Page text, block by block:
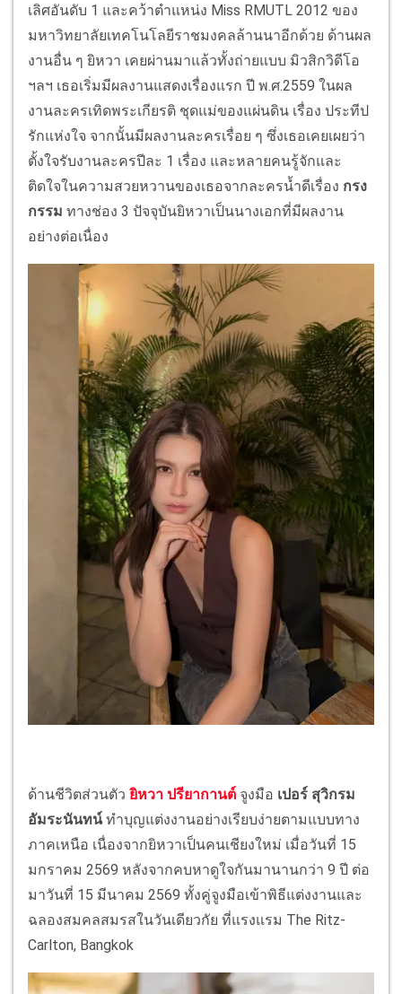
เลิศอันดับ 1 และคว้าตำแหน่ง Miss RMUTL 2012 ของ
มหาวิทยาลัยเทคโนโลยีราชมงคลล้านนาอีกด้วย ด้านผล
งานอื่น ๆ ยิหวา เคยผ่านมาแล้วทั้งถ่ายแบบ มิวสิกวิดีโอ
ฯลฯ เธอเริ่มมีผลงานแสดงเรื่องแรก ปี พ.ศ.2559 ในผล
งานละครเทิดพระเกียรติ ชุดแม่ของแผ่นดิน เรื่อง ประทีป
รักแห่งใจ จากนั้นมีผลงานละครเรื่อย ๆ ซึ่งเธอเคยเผยว่า
ตั้งใจรับงานละครปีละ 1 เรื่อง และหลายคนรู้จักและ
ติดใจในความสวยหวานของเธอจากละครน้ำดีเรื่อง กรง
กรรม ทางช่อง 3 ปัจจุบันยิหวาเป็นนางเอกที่มีผลงาน
อย่างต่อเนื่อง
ด้านชีวิตส่วนตัว ยิหวา ปรียากานต์ จูงมือ เปอร์ สุวิกรม
อัมระนันทน์ทำบุญแต่งงานอย่างเรียบง่ายตามแบบทาง
ภาคเหนือ เนื่องจากยิหวาเป็นคนเชียงใหม่ เมื่อวันที่ 15
มกราคม 2569 หลังจากคบหาดูใจกันมานานกว่า 9 ปี ต่อ
มาวันที่ 15 มีนาคม 2569 ทั้งคู่จูงมือเข้าพิธีแต่งงานและ
ฉลองสมคลสมรสในวันเดียวกัย ที่แรงแรม The Ritz-
Carlton, Bangkok